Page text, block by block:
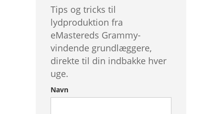
Tips og tricks til
lydproduktion fra
eMastereds Grammy-
vindende grundlæggere,
direkte til din indbakke hver
uge.
Navn